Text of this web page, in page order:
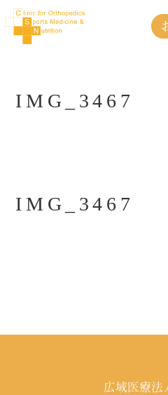
IMG_3467
IMG_3467
広域医療法